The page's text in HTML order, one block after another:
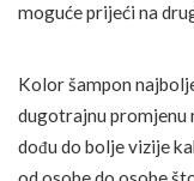
moguće prijeći na
Kolor šampon
dugotrajnu promjenu
dođu do bolje vizije